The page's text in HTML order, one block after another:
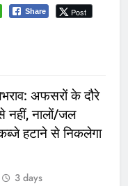
Share Post
अफसरों के दौरे
नहीं, नालों/जल
हटाने से निकलेगा
3 days